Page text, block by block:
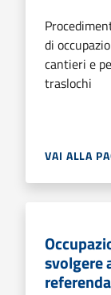
di
cantieri e
traslochi
VAI ALLA
svolgere